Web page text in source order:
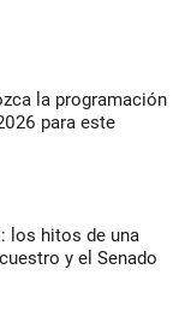
la programación
para este
los hitos de una
y el Senado